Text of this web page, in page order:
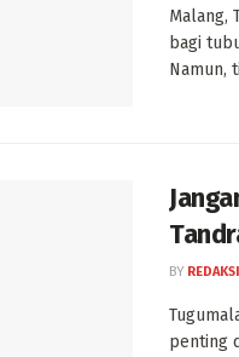
Malang,
bagi
Namun,
BY REDAKSI
penting